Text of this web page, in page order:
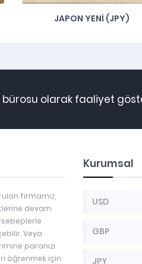
JAPON YENİ (JPY)
bürosu olarak faaliyet
firmamız,
devam
Veya
paranızı
öğrenmek için
Kurumsal
USD
GBP
JPY